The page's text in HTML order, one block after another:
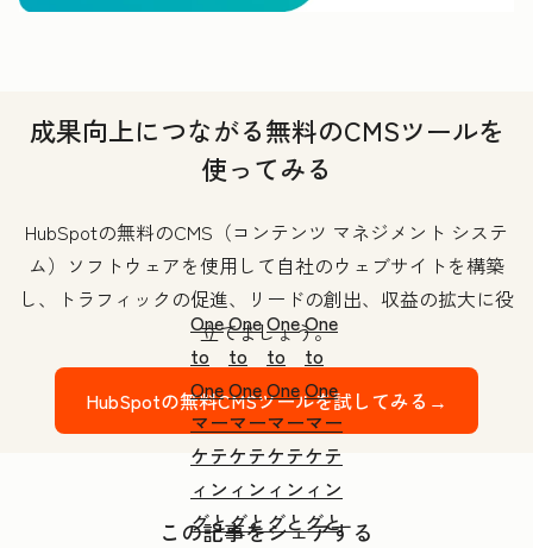
成果向上につながる無料のCMSツールを
使ってみる
HubSpotの無料のCMS（コンテンツ マネジメント システ
ム）ソフトウェアを使用して自社のウェブサイトを構築
し、トラフィックの促進、リードの創出、収益の拡大に役
立てましょう。
HubSpotの無料CMSツールを試してみる→
この記事をシェアする
One
to
One
マー
ケテ
ィン
グと
One
to
One
マー
ケテ
ィン
グと
One
to
One
マー
ケテ
ィン
グと
One
to
One
マー
ケテ
ィン
グと